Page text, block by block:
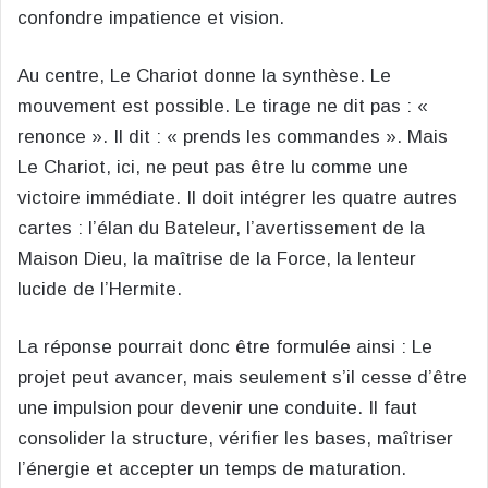
confondre impatience et vision.
Au centre, Le Chariot donne la synthèse. Le
mouvement est possible. Le tirage ne dit pas : «
renonce ». Il dit : « prends les commandes ». Mais
Le Chariot, ici, ne peut pas être lu comme une
victoire immédiate. Il doit intégrer les quatre autres
cartes : l’élan du Bateleur, l’avertissement de la
Maison Dieu, la maîtrise de la Force, la lenteur
lucide de l’Hermite.
La réponse pourrait donc être formulée ainsi : Le
projet peut avancer, mais seulement s’il cesse d’être
une impulsion pour devenir une conduite. Il faut
consolider la structure, vérifier les bases, maîtriser
l’énergie et accepter un temps de maturation.